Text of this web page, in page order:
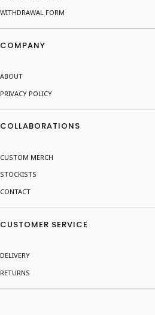
WITHDRAWAL FORM
COMPANY
ABOUT
PRIVACY POLICY
COLLABORATIONS
CUSTOM MERCH
STOCKISTS
CONTACT
CUSTOMER SERVICE
DELIVERY
RETURNS